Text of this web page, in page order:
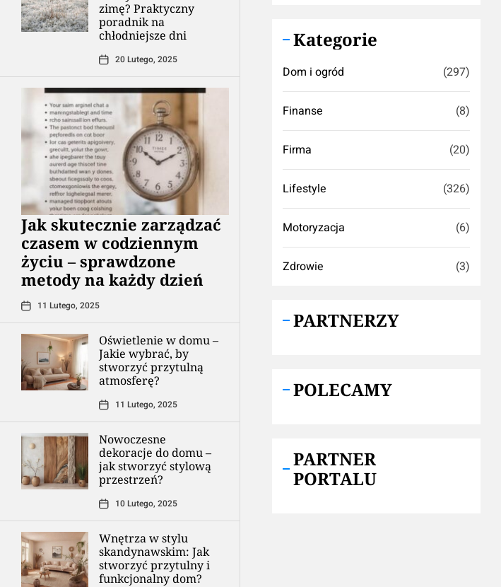
zimę? Praktyczny
poradnik na
chłodniejsze dni
20 Lutego, 2025
Jak skutecznie zarządzać
czasem w codziennym
życiu – sprawdzone
metody na każdy dzień
11 Lutego, 2025
Oświetlenie w domu –
Jakie wybrać, by
stworzyć przytulną
atmosferę?
11 Lutego, 2025
Nowoczesne
dekoracje do domu –
jak stworzyć stylową
przestrzeń?
10 Lutego, 2025
Wnętrza w stylu
skandynawskim: Jak
stworzyć przytulny i
funkcjonalny dom?
Kategorie
Dom i ogród (297)
Finanse (8)
Firma (20)
Lifestyle (326)
Motoryzacja (6)
Zdrowie (3)
PARTNERZY
POLECAMY
PARTNER
PORTALU